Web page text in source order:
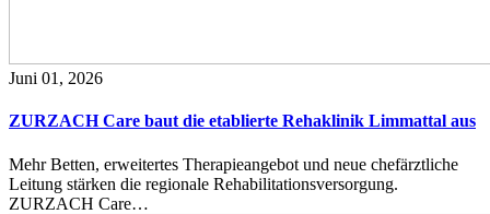
Juni 01, 2026
ZURZACH Care baut die etablierte Rehaklinik Limmattal aus
Mehr Betten, erweitertes Therapieangebot und neue chefärztliche
Leitung stärken die regionale Rehabilitationsversorgung.
ZURZACH Care…